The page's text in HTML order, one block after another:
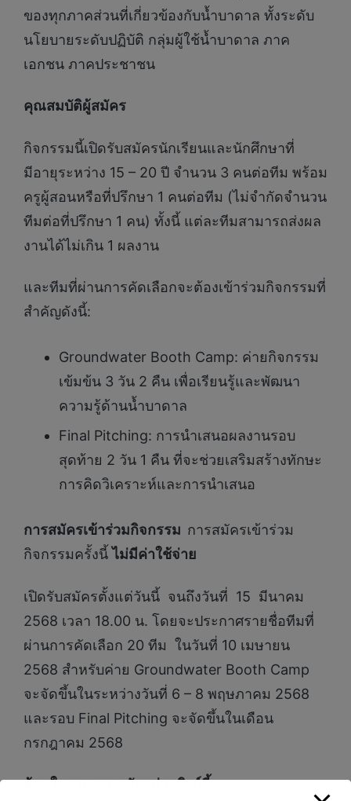
ของทุกภาคส่วนที่เกี่ยวข้องกับน้ำบาดาล ทั้งระดับ
นโยบายระดับปฏิบัติ กลุ่มผู้ใช้น้ำบาดาล ภาค
เอกชน ภาคประชาชน
คุณสมบัติผู้สมัคร
กิจกรรมนี้เปิดรับสมัครนักเรียนและนักศึกษาที่
มีอายุระหว่าง 15 – 20 ปี จำนวน 3 คนต่อทีม พร้อม
ครูผู้สอนหรือที่ปรึกษา 1 คนต่อทีม (ไม่จำกัดจำนวน
ทีมต่อที่ปรึกษา 1 คน) ทั้งนี้ แต่ละทีมสามารถส่งผล
งานได้ไม่เกิน 1 ผลงาน
และทีมที่ผ่านการคัดเลือกจะต้องเข้าร่วมกิจกรรมที่
สำคัญดังนี้:
Groundwater Booth Camp: ค่ายกิจกรรม
เข้มข้น 3 วัน 2 คืน เพื่อเรียนรู้และพัฒนา
ความรู้ด้านน้ำบาดาล
Final Pitching: การนำเสนอผลงานรอบ
สุดท้าย 2 วัน 1 คืน ที่จะช่วยเสริมสร้างทักษะ
การคิดวิเคราะห์และการนำเสนอ
การสมัครเข้าร่วมกิจกรรม การสมัครเข้าร่วม
กิจกรรมครั้งนี้ไม่มีค่าใช้จ่าย
เปิดรับสมัครตั้งแต่วันนี้ จนถึงวันที่ 15 มีนาคม
2568 เวลา 18.00 น. โดยจะประกาศรายชื่อทีมที่
ผ่านการคัดเลือก 20 ทีม ในวันที่ 10 เมษายน
2568 สำหรับค่าย Groundwater Booth Camp
จะจัดขึ้นในระหว่างวันที่ 6 – 8 พฤษภาคม 2568
และรอบ Final Pitching จะจัดขึ้นในเดือน
กรกฎาคม 2568
ผู้สนใจสามารถสมัครผ่านลิงก์นี้: